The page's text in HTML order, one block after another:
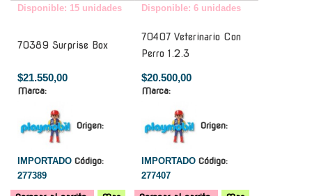
Disponible: 15 unidades
70389 Surprise Box
$21.550,00
Marca:
Origen:
IMPORTADO Código:
277389
Disponible: 6 unidades
70407 Veterinario Con
Perro 1.2.3
$20.500,00
Marca:
Origen:
IMPORTADO Código:
277407